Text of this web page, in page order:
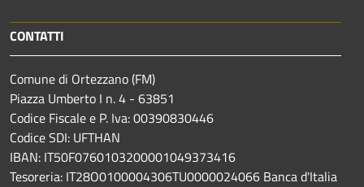
CONTATTI
Comune di Ortezzano (FM)
Piazza Umberto I n. 4 - 63851
Codice Fiscale e P. Iva: 00390830446
Codice SDI: UFTHAN
IBAN: IT50F0760103200001049373416
Tesoreria: IT28O0100004306TU0000024066 Banca d'Italia